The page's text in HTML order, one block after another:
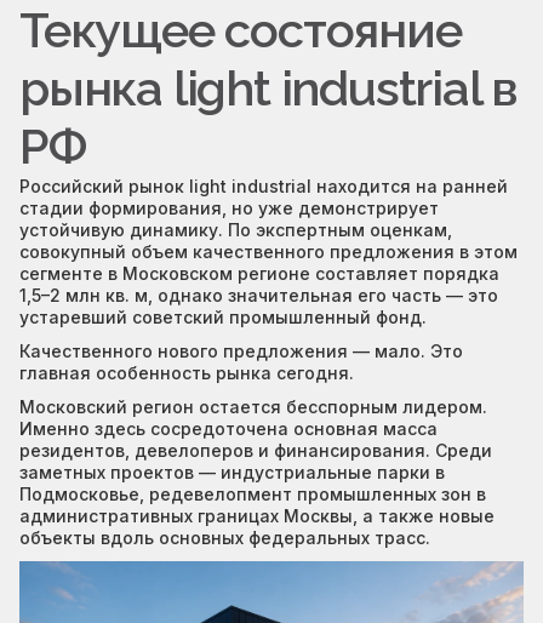
Текущее состояние
рынка light industrial в
РФ
Российский рынок light industrial находится на ранней
стадии формирования, но уже демонстрирует
устойчивую динамику. По экспертным оценкам,
совокупный объем качественного предложения в этом
сегменте в Московском регионе составляет порядка
1,5–2 млн кв. м, однако значительная его часть — это
устаревший советский промышленный фонд.
Качественного нового предложения — мало. Это
главная особенность рынка сегодня.
Московский регион остается бесспорным лидером.
Именно здесь сосредоточена основная масса
резидентов, девелоперов и финансирования. Среди
заметных проектов — индустриальные парки в
Подмосковье, редевелопмент промышленных зон в
административных границах Москвы, а также новые
объекты вдоль основных федеральных трасс.